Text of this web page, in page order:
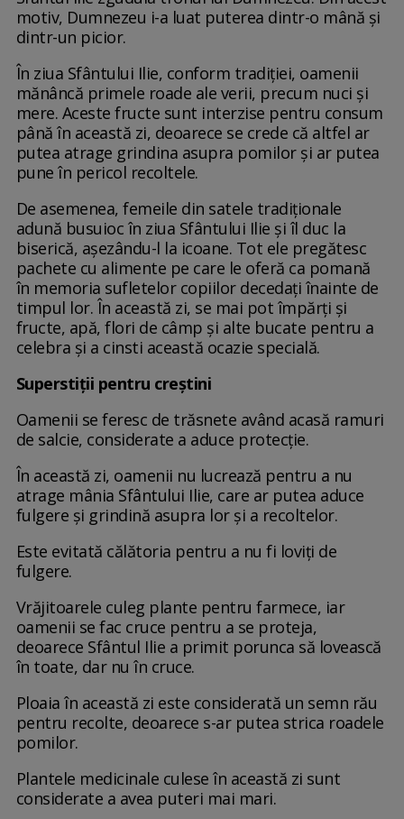
motiv, Dumnezeu i-a luat puterea dintr-o mână şi
dintr-un picior.
În ziua Sfântului Ilie, conform tradiției, oamenii
mănâncă primele roade ale verii, precum nuci și
mere. Aceste fructe sunt interzise pentru consum
până în această zi, deoarece se crede că altfel ar
putea atrage grindina asupra pomilor și ar putea
pune în pericol recoltele.
De asemenea, femeile din satele tradiționale
adună busuioc în ziua Sfântului Ilie și îl duc la
biserică, așezându-l la icoane. Tot ele pregătesc
pachete cu alimente pe care le oferă ca pomană
în memoria sufletelor copiilor decedați înainte de
timpul lor. În această zi, se mai pot împărți și
fructe, apă, flori de câmp și alte bucate pentru a
celebra și a cinsti această ocazie specială.
Superstiţii pentru creştini
Oamenii se feresc de trăsnete având acasă ramuri
de salcie, considerate a aduce protecție.
În această zi, oamenii nu lucrează pentru a nu
atrage mânia Sfântului Ilie, care ar putea aduce
fulgere și grindină asupra lor și a recoltelor.
Este evitată călătoria pentru a nu fi loviți de
fulgere.
Vrăjitoarele culeg plante pentru farmece, iar
oamenii se fac cruce pentru a se proteja,
deoarece Sfântul Ilie a primit porunca să lovească
în toate, dar nu în cruce.
Ploaia în această zi este considerată un semn rău
pentru recolte, deoarece s-ar putea strica roadele
pomilor.
Plantele medicinale culese în această zi sunt
considerate a avea puteri mai mari.